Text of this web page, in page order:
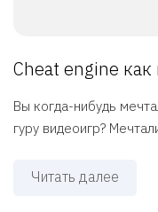
Cheat engine как
Вы когда-нибудь
гуру видеоигр?
Читать далее